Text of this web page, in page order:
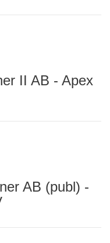
II AB - Apex
AB (publ) -